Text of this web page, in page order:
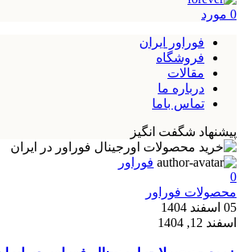
0 مورد
فوراور ایران
فروشگاه
مقالات
درباره ما
تماس باما
پیشنهاد شگفت انگیز
فوراور
0
محصولات فوراور
05 اسفند 1404
اسفند 12, 1404